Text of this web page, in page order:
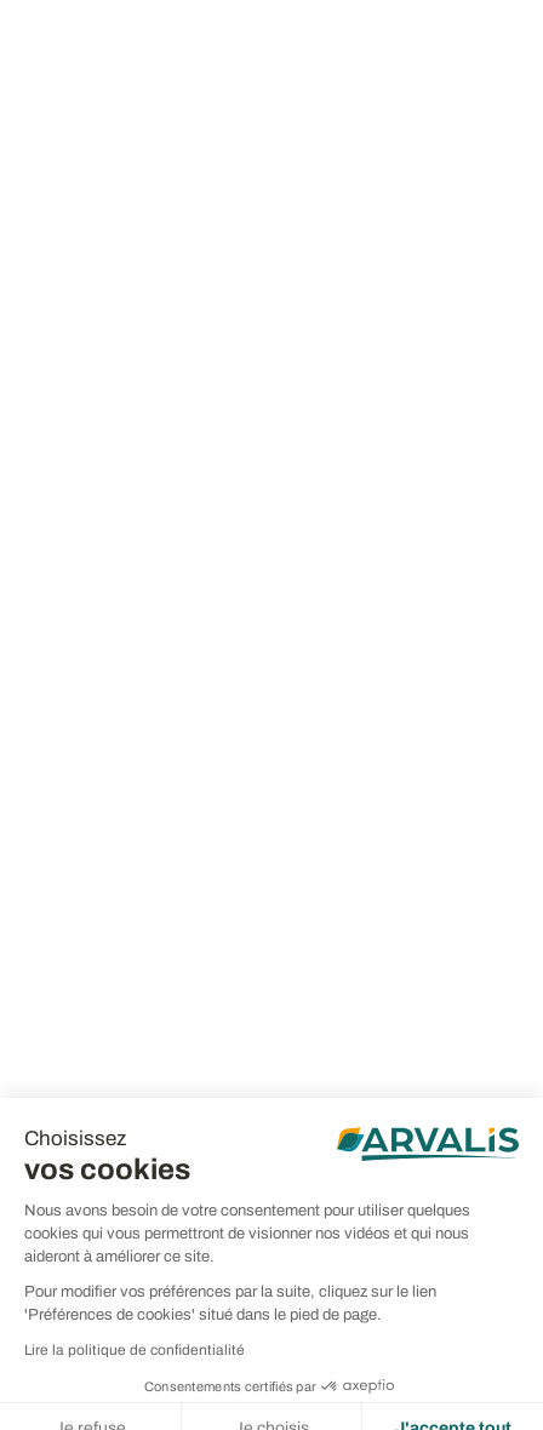
Choisissez
vos cookies
Nous avons besoin de votre consentement pour utiliser quelques
cookies qui vous permettront de visionner nos vidéos et qui nous
aideront à améliorer ce site.
Pour modifier vos préférences par la suite, cliquez sur le lien
'Préférences de cookies' situé dans le pied de page.
Lire la politique de confidentialité
Consentements certifiés par